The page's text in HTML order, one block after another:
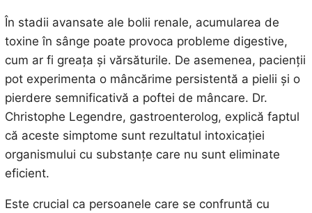
În stadii avansate ale bolii renale, acumularea de
toxine în sânge poate provoca probleme digestive,
cum ar fi greața și vărsăturile. De asemenea, pacienții
pot experimenta o mâncărime persistentă a pielii și o
pierdere semnificativă a poftei de mâncare. Dr.
Christophe Legendre, gastroenterolog, explică faptul
că aceste simptome sunt rezultatul intoxicației
organismului cu substanțe care nu sunt eliminate
eficient.
Este crucial ca persoanele care se confruntă cu